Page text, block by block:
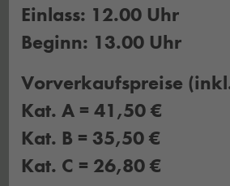
Einlass: 12.00 Uhr
Beginn: 13.00 Uhr
Vorverkaufspreise
Kat. A = 41,50 €
Kat. B = 35,50 €
Kat. C = 26,80 €